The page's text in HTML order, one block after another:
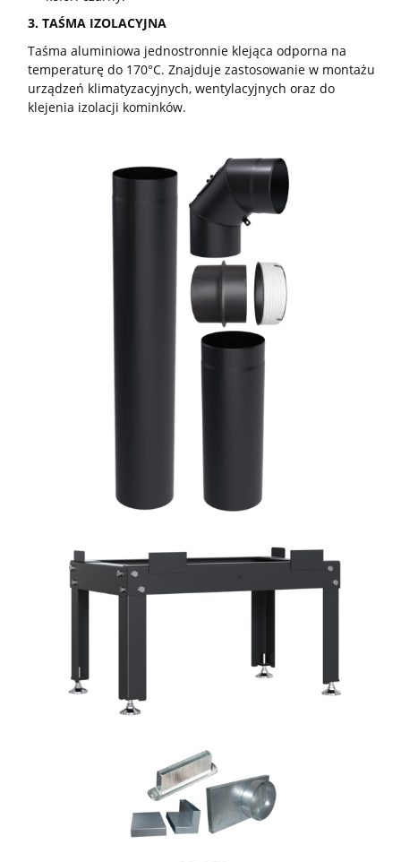
3. TAŚMA IZOLACYJNA
Taśma aluminiowa jednostronnie klejąca odporna na
temperaturę do 170°C. Znajduje zastosowanie w montażu
urządzeń klimatyzacyjnych, wentylacyjnych oraz do
klejenia izolacji kominków.